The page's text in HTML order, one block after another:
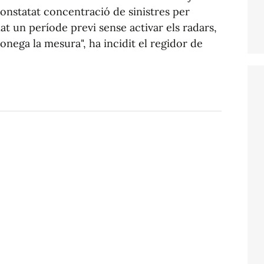
concentració de sinistres per
un període previ sense activar els radars,
la mesura", ha incidit el regidor de